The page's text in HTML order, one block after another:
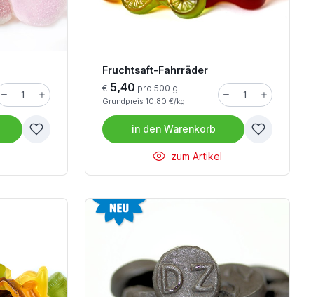
Fruchtsaft-Fahrräder
€ 5,40 pro 500 g
Grundpreis 10,80 €/kg
in den Warenkorb
zum Artikel